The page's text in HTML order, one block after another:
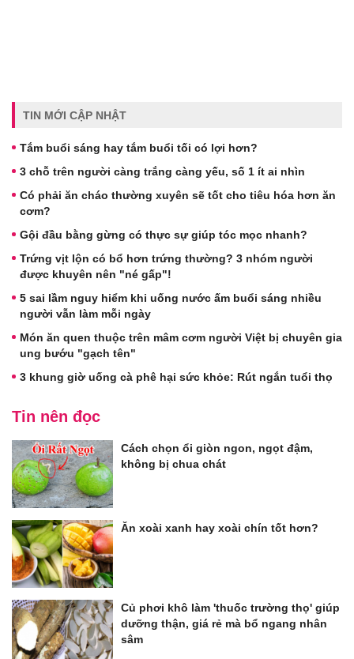
TIN MỚI CẬP NHẬT
Tắm buổi sáng hay tắm buổi tối có lợi hơn?
3 chỗ trên người càng trắng càng yếu, số 1 ít ai nhìn
Có phải ăn cháo thường xuyên sẽ tốt cho tiêu hóa hơn ăn
cơm?
Gội đầu bằng gừng có thực sự giúp tóc mọc nhanh?
Trứng vịt lộn có bổ hơn trứng thường? 3 nhóm người
được khuyên nên "né gấp"!
5 sai lầm nguy hiểm khi uống nước ấm buổi sáng nhiều
người vẫn làm mỗi ngày
Món ăn quen thuộc trên mâm cơm người Việt bị chuyên gia
ung bướu "gạch tên"
3 khung giờ uống cà phê hại sức khỏe: Rút ngắn tuổi thọ
Tin nên đọc
Cách chọn ổi giòn ngon, ngọt đậm,
không bị chua chát
Ăn xoài xanh hay xoài chín tốt hơn?
Củ phơi khô làm 'thuốc trường thọ' giúp
dưỡng thận, giá rẻ mà bổ ngang nhân
sâm